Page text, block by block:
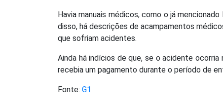
Havia manuais médicos, como o já
disso, há descrições de acampamentos
que sofriam acidentes.
Ainda há indícios de que, se o acidente
recebia um pagamento durante o período de
Fonte: G1